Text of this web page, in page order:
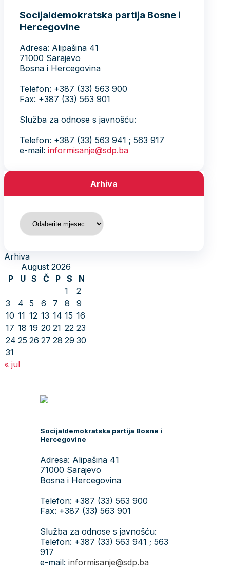
Socijaldemokratska partija Bosne i
Hercegovine
Adresa: Alipašina 41
71000 Sarajevo
Bosna i Hercegovina
Telefon: +387 (33) 563 900
Fax: +387 (33) 563 901
Služba za odnose s javnošću:
Telefon: +387 (33) 563 941 ; 563 917
e-mail: informisanje@sdp.ba
Arhiva
Arhiva
Arhiva
August 2026
P
U S Č P S
N
1
2
3
4 5 6 7 8
9
10 11 12 13 14 15 16
17 18 19 20 21 22 23
24 25 26 27 28 29 30
31
« jul
Socijaldemokratska partija Bosne i
Hercegovine
Adresa: Alipašina 41
71000 Sarajevo
Bosna i Hercegovina
Telefon: +387 (33) 563 900
Fax: +387 (33) 563 901
Služba za odnose s javnošću:
Telefon: +387 (33) 563 941 ; 563
917
e-mail: informisanje@sdp.ba